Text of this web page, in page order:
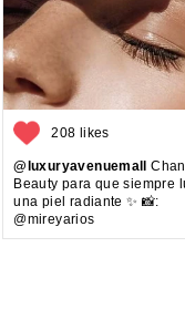
208 likes
@luxuryavenuemall
Beauty para que siempre
una piel radiante ✨ 📸:
@mireyarios